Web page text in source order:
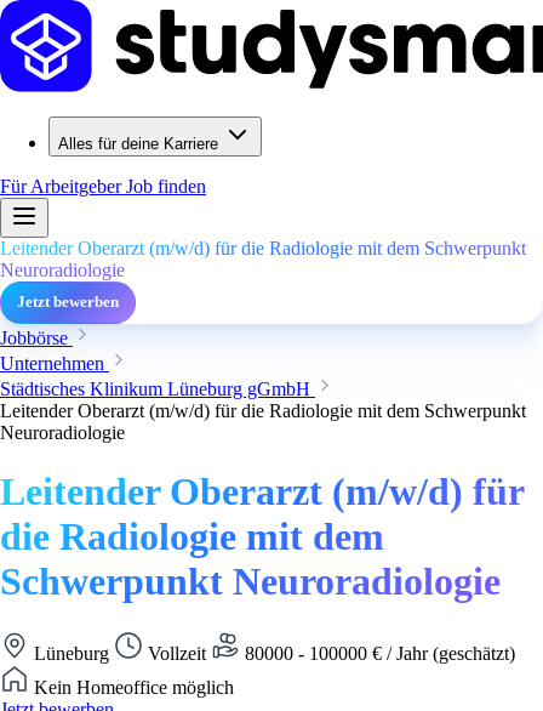
Alles für deine Karriere
Für ArbeitgeberJob finden
Leitender Oberarzt (m/w/d) für die Radiologie mit dem Schwerpunkt
Neuroradiologie
Jetzt bewerben
Jobbörse
Unternehmen
Städtisches Klinikum Lüneburg gGmbH
Leitender Oberarzt (m/w/d) für die Radiologie mit dem Schwerpunkt
Neuroradiologie
Leitender Oberarzt (m/w/d) für
die Radiologie mit dem
Schwerpunkt Neuroradiologie
Lüneburg Vollzeit
80000 - 100000 € / Jahr (geschätzt)
Kein Homeoffice möglich